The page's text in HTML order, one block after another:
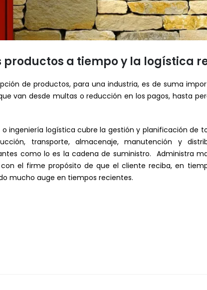
a tiempo y la logística
de productos, para una industria, es de suma
van desde multas o reducción en los pagos, hasta
ingeniería logística cubre la gestión y planificación de
transporte, almacenaje, manutención y
como lo es la cadena de suministro. Administra
el firme propósito de que el cliente reciba, en
mucho auge en tiempos recientes.